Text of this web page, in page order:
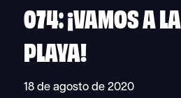
074: ¡VAMOS A LA
PLAYA!
18 de agosto de 2020